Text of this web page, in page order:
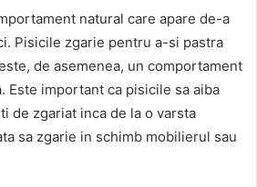
natural care apare de-a
Pisicile zgarie pentru a-si pastra
de asemenea, un comportament
Este important ca pisicile sa aiba
de zgariat inca de la o varsta
sa zgarie in schimb mobilierul sau